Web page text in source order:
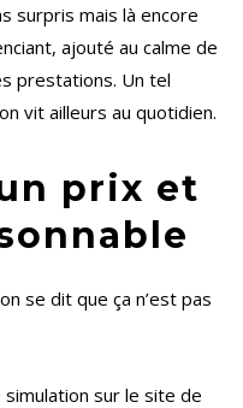
surpris mais là encore
ajouté au calme de
prestations. Un tel
vit ailleurs au quotidien.
prix et
se dit que ça n’est pas
sur le site de